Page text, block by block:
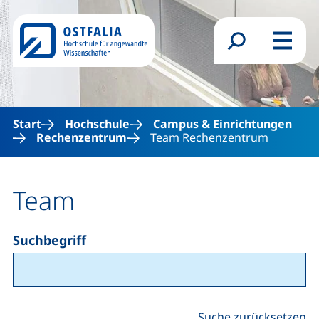
Direkt zum Inhalt
Suchformular
Menü
Start Hochschule
Campus & Einrichtungen
Rechenzentrum
Team Rechenzentrum
Team
Suchbegriff